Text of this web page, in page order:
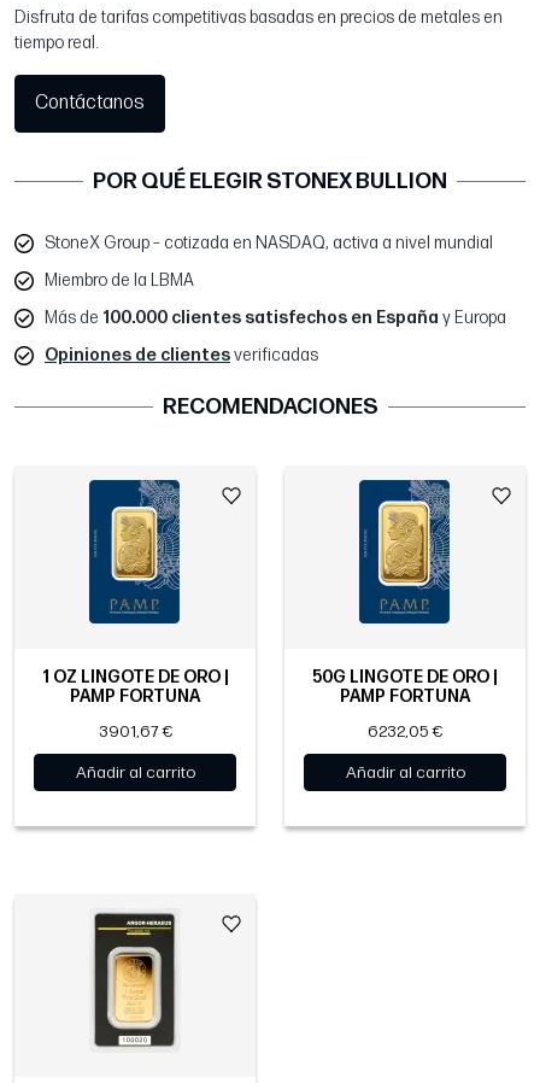
Disfruta de tarifas competitivas basadas en precios de metales en
tiempo real.
Contáctanos
POR QUÉ ELEGIR STONEX BULLION
StoneX Group – cotizada en NASDAQ, activa a nivel mundial
Miembro de la LBMA
Más de 100.000 clientes satisfechos en España y Europa
Opiniones de clientesverificadas
RECOMENDACIONES
1 OZ LINGOTE DE ORO |
PAMP FORTUNA
3901,67 €
Añadir al carrito
50G LINGOTE DE ORO |
PAMP FORTUNA
6232,05 €
Añadir al carrito